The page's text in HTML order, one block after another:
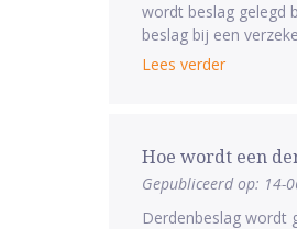
wordt beslag gelegd
beslag bij een
Lees verder
Hoe wordt een
Gepubliceerd op: 14-
Derdenbeslag wordt